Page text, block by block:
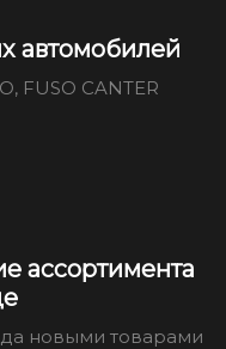
автомобилей
FUSO CANTER
ассортимента
новыми товарами